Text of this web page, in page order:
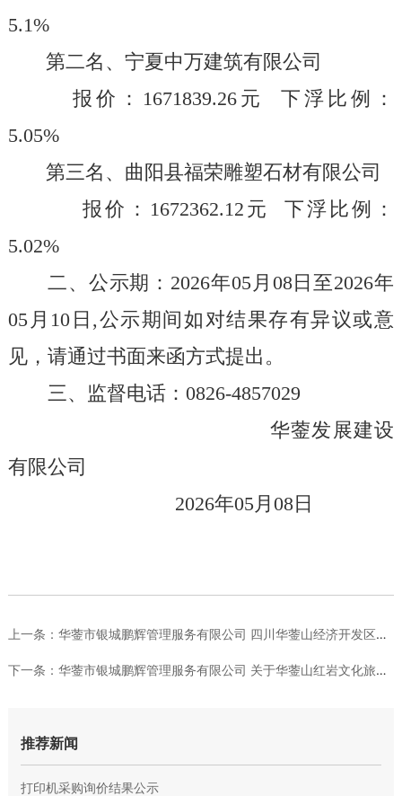
5.1%
第二名、 宁夏中万建筑有限公司
报价： 1671839.26元
下浮比例：
5.05%
第三名、 曲阳县福荣雕塑石材有限公司
报价： 1672362.12 元
下浮比例：
5.02%
二、公示期： 2026年05 月 08日至2026年
05 月 10 日 ,公示期间如对结果存有异议或意
见，请通过书面来函方式提出。
三、监督电话： 0826-4857029
华蓥发展建设
有限公司
2026年05 月 08日
上一条： 华蓥市银城鹏辉管理服务有限公司 四川华蓥山经济开发区园区承载...
下一条： 华蓥市银城鹏辉管理服务有限公司 关于华蓥山红岩文化旅游综合体...
推荐新闻
打印机采购询价结果公示